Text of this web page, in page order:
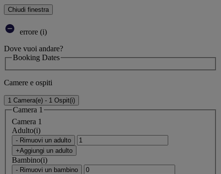
Chiudi finestra
errore (i)
Dove vuoi andare?
Booking Dates
Camere e ospiti
1 Camera(e) - 1 Ospit(i)
Camera 1
Camera 1
Adulto(i)
- Rimuovi un adulto
+Aggiungi un adulto
Bambino(i)
- Rimuovi un bambino